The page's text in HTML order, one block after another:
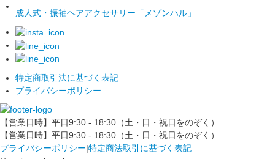
成人式・振袖ヘアアクセサリー「メゾンハル」
特定商取引法に基づく表記
プライバシーポリシー
【営業日時】平日9:30 - 18:30（土・日・祝日をのぞく）
【営業日時】平日9:30 - 18:30（土・日・祝日をのぞく）
プライバシーポリシー|特定商法取引に基づく表記